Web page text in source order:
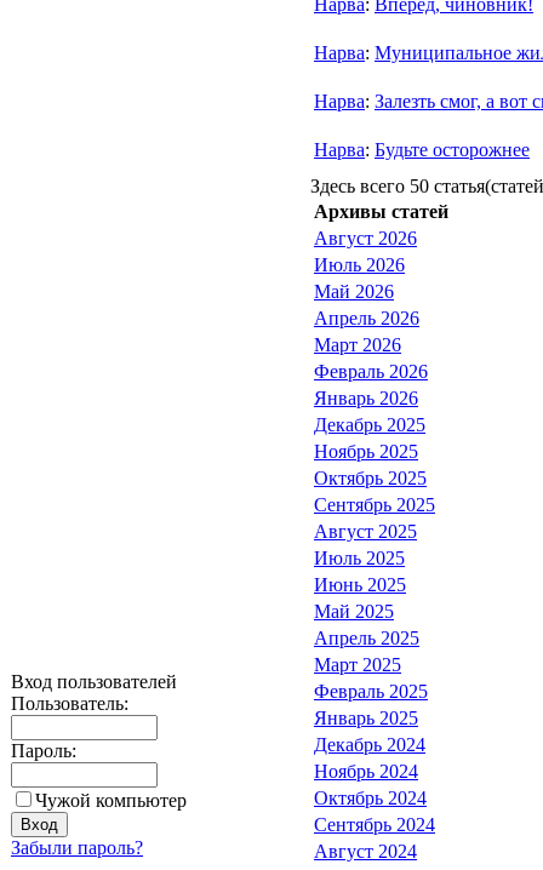
Вход пользователей
Пользователь:
Пароль:
Чужой компьютер
Забыли пароль?
Нарва: Вперёд, чиновник!
Нарва: Муниципальное
Нарва: Залезть смог, а вот
Нарва: Будьте осторожнее
Здесь всего 50
Архивы статей
Август 2026
Июль 2026
Май 2026
Апрель 2026
Март 2026
Февраль 2026
Январь 2026
Декабрь 2025
Ноябрь 2025
Октябрь 2025
Сентябрь 2025
Август 2025
Июль 2025
Июнь 2025
Май 2025
Апрель 2025
Март 2025
Февраль 2025
Январь 2025
Декабрь 2024
Ноябрь 2024
Октябрь 2024
Сентябрь 2024
Август 2024